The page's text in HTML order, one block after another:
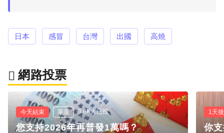
日本 感冒 台灣 出國 高燒
網路投票
今天結束 單選 3.6K人已投
您支持2026年再普發1萬嗎？
1天
你